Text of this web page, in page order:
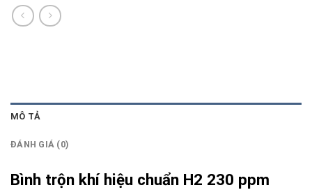
MÔ TẢ
ĐÁNH GIÁ (0)
Bình trộn khí hiệu chuẩn H2 230 ppm